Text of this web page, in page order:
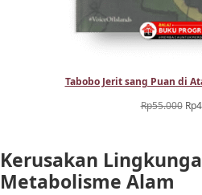
Tabobo Jerit sang Puan di
Rp55.000 Rp
Kerusakan
Metabolisme Alam